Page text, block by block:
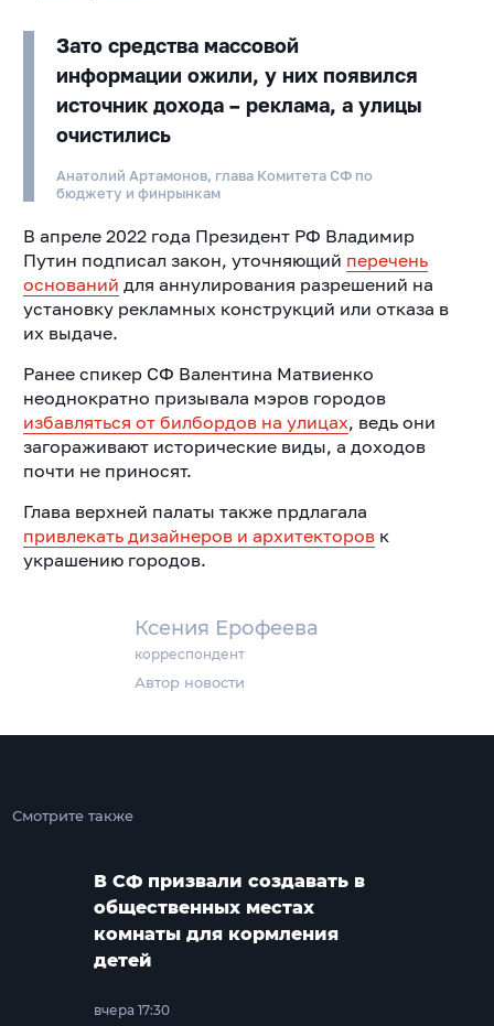
Ксения Ерофеева
корреспондент
Автор новости
Зато средства массовой
информации ожили, у них появился
источник дохода – реклама, а улицы
очистились
Анатолий Артамонов, глава Комитета СФ по
бюджету и финрынкам
В апреле 2022 года Президент РФ Владимир
Путин подписал закон, уточняющий перечень
оснований для аннулирования разрешений на
установку рекламных конструкций или отказа в
их выдаче.
Ранее спикер СФ Валентина Матвиенко
неоднократно призывала мэров городов
избавляться от билбордов на улицах, ведь они
загораживают исторические виды, а доходов
почти не приносят.
Глава верхней палаты также прдлагала
привлекать дизайнеров и архитекторовк
украшению городов.
Смотрите также
В СФ призвали создавать в
общественных местах
комнаты для кормления
детей
вчера 17:30